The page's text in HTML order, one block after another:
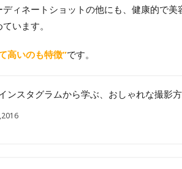
ィネートショットの他にも、健康的で美
います。
高いのも特徴”です。
ンスタグラムから学ぶ、おしゃれな撮影